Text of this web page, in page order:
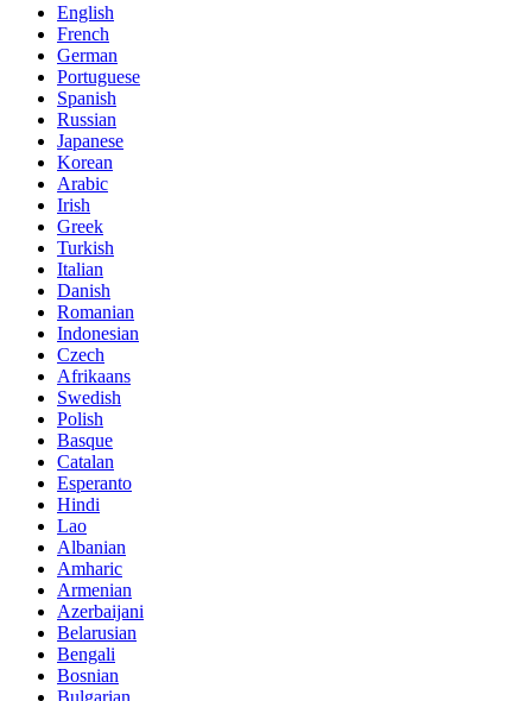
English
French
German
Portuguese
Spanish
Russian
Japanese
Korean
Arabic
Irish
Greek
Turkish
Italian
Danish
Romanian
Indonesian
Czech
Afrikaans
Swedish
Polish
Basque
Catalan
Esperanto
Hindi
Lao
Albanian
Amharic
Armenian
Azerbaijani
Belarusian
Bengali
Bosnian
Bulgarian